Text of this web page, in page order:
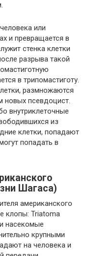
или
и превращается в
стенка клетки
разрыва такой
в трипомастиготу.
размножаются
новых псевдоцист.
внутриклеточные
из
клетки, попадают
попадать в
Шагаса)
американского
клопы: Triatoma
насекомые
крупными
на человека и